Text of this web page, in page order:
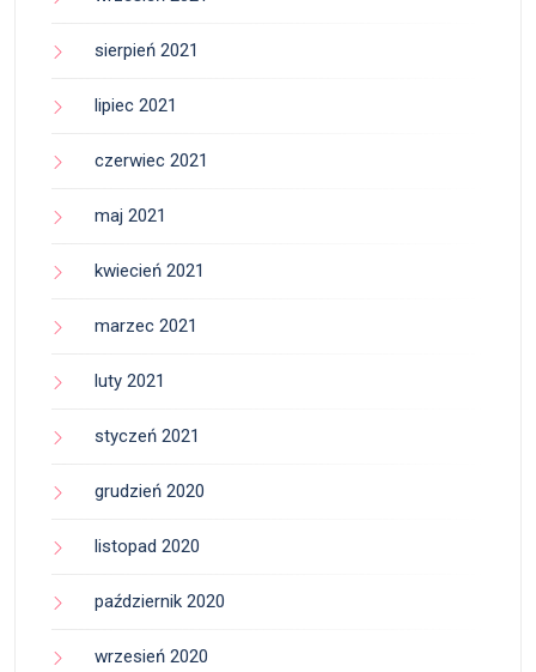
sierpień 2021
lipiec 2021
czerwiec 2021
maj 2021
kwiecień 2021
marzec 2021
luty 2021
styczeń 2021
grudzień 2020
listopad 2020
październik 2020
wrzesień 2020